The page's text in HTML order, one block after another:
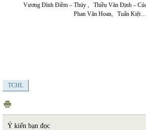
Vương Đình Điềm – Thúy , Thiều Văn Định –
Phan Văn Hoan, Tuấn Kiệt…
TCHL
Ý kiến bạn đọc